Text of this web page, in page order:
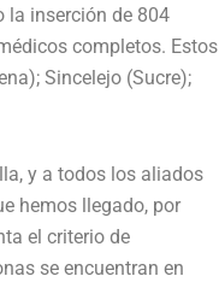
la inserción de 804
completos. Estos
Sincelejo (Sucre);
y a todos los aliados
hemos llegado, por
el criterio de
se encuentran en